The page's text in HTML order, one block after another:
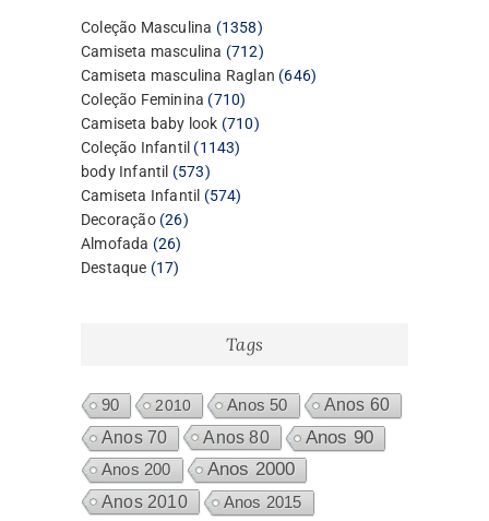
Coleção Masculina 13581358
produtos
Camiseta masculina 712712
produtos
Camiseta masculina Raglan 646646
Coleção Feminina 710710
produtos
Camiseta baby look 710710
Coleção Infantil 11431143
body Infantil 573573
produtos
Camiseta Infantil 574574
Decoração 2626
Almofada 2626
produtos
Destaque 1717
Tags
90 2010 Anos 50
Anos 60
Anos 70
Anos 80 Anos 90
Anos 200 Anos 2000
Anos 2010 Anos 2015